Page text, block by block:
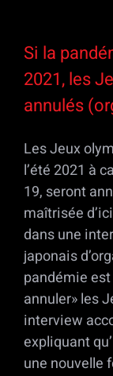
l'image
agrandie
Si la
2021, les
annulés
Les Jeux
l’été 2021 à
19, seront
maîtrisée
dans une
japonais
pandémie
annuler» les
interview
expliquant
une nouvelle